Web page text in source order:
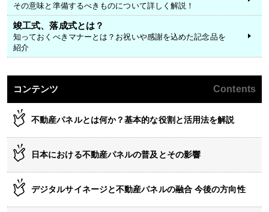
その意味と準備するべきものについて詳しく解説！
竣工式、落成式とは？
知っておくべきマナーとは？お祝いや感謝を込めた記念品を
紹介
コンテンツ Contents
不動産パネルとは何か？基本的な役割と活用法を解説
日本における不動産パネルの普及とその影響
デジタルサイネージと不動産パネルの融合 今後の方向性